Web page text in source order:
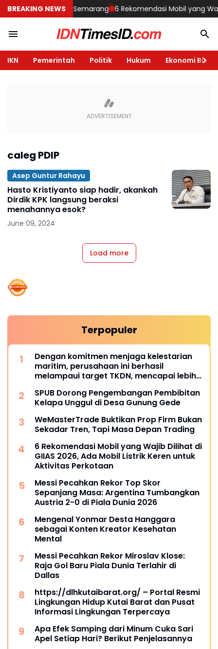
BREAKING NEWS
Rumah di Semarang 6 Rekomendasi Mobil yang
IKN Pemerintah Politik Hukum Ekonomi Bisnis
caleg PDIP
Asep Guntur Rahayu
Hasto Kristiyanto siap hadir, akankah
Dirdik KPK langsung beraksi
menahannya esok?
June 09, 2024
Load more
Terpopuler
Dengan komitmen menjaga kelestarian
maritim, perusahaan ini berhasil
melampaui target TKDN, mencapai lebih
SPUB Dorong Pengembangan Pembibitan
Kelapa Unggul di Desa Gunung Gede
WeMasterTrade Buktikan Prop Firm Bukan
Sekadar Tren, Tapi Masa Depan Trading
6 Rekomendasi Mobil yang Wajib Dilihat di
GIIAS 2026, Ada Mobil Listrik Keren untuk
Aktivitas Perkotaan
Messi Pecahkan Rekor Top Skor
Sepanjang Masa: Argentina Tumbangkan
Austria 2-0 di Piala Dunia 2026
Mengenal Yonmar Desta Hanggara
sebagai Konten Kreator Kesehatan
Mental
Messi Pecahkan Rekor Miroslav Klose:
Raja Gol Baru Piala Dunia Terlahir di
Dallas
https://dlhkutaibarat.org/ – Portal Resmi
Lingkungan Hidup Kutai Barat dan Pusat
Informasi Lingkungan Terpercaya
Apa Efek Samping dari Minum Cuka Sari
Apel Setiap Hari? Berikut Penjelasannya